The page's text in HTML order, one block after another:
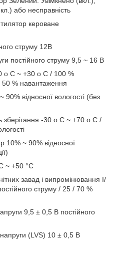
або несправність
кероване
струму 12В
постійного струму 9,5 ~ 16 В
o C ~ +30 o C / 100 %
% навантаження
90% відносної вологості (без
зберігання -30 o C ~ +70 o C /
10% ~ 90% відносної
~ +50 °С
завад і випромінювання I/
струму / 25 / 70 %
9,5 ± 0,5 В постійного
(LVS) 10 ± 0,5 В